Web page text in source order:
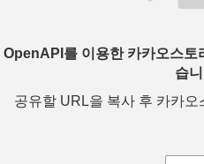
OpenAPI를 이용한 카카오스토
습
공유할 URL을 복사 후 카카